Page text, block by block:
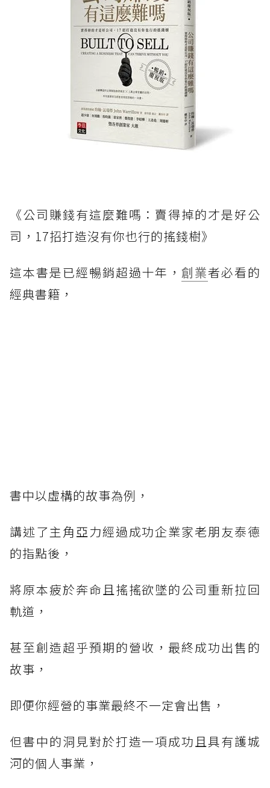
《公司賺錢有這麼難嗎：賣得掉的才是好公
司，17招打造沒有你也行的搖錢樹》
這本書是已經暢銷超過十年，創業者必看的
經典書籍，
書中以虛構的故事為例，
講述了主角亞力經過成功企業家老朋友泰德
的指點後，
將原本疲於奔命且搖搖欲墜的公司重新拉回
軌道，
甚至創造超乎預期的營收，最終成功出售的
故事，
即便你經營的事業最終不一定會出售，
但書中的洞見對於打造一項成功且具有護城
河的個人事業，